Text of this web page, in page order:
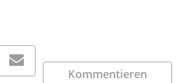
Kommentieren